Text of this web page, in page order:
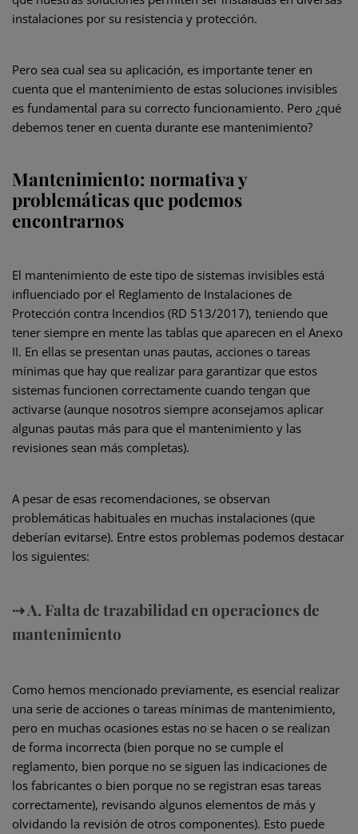
instalaciones por su resistencia y protección.
Pero sea cual sea su aplicación, es importante tener en
cuenta que el mantenimiento de estas soluciones invisibles
es fundamental para su correcto funcionamiento. Pero ¿qué
debemos tener en cuenta durante ese mantenimiento?
Mantenimiento: normativa y
problemáticas que podemos
encontrarnos
El mantenimiento de este tipo de sistemas invisibles está
influenciado por el Reglamento de Instalaciones de
Protección contra Incendios (RD 513/2017), teniendo que
tener siempre en mente las tablas que aparecen en el Anexo
II. En ellas se presentan unas pautas, acciones o tareas
mínimas que hay que realizar para garantizar que estos
sistemas funcionen correctamente cuando tengan que
activarse (aunque nosotros siempre aconsejamos aplicar
algunas pautas más para que el mantenimiento y las
revisiones sean más completas).
A pesar de esas recomendaciones, se observan
problemáticas habituales en muchas instalaciones (que
deberían evitarse). Entre estos problemas podemos destacar
los siguientes:
⇢ A. Falta de trazabilidad en operaciones de
mantenimiento
Como hemos mencionado previamente, es esencial realizar
una serie de acciones o tareas mínimas de mantenimiento,
pero en muchas ocasiones estas no se hacen o se realizan
de forma incorrecta (bien porque no se cumple el
reglamento, bien porque no se siguen las indicaciones de
los fabricantes o bien porque no se registran esas tareas
correctamente), revisando algunos elementos de más y
olvidando la revisión de otros componentes). Esto puede